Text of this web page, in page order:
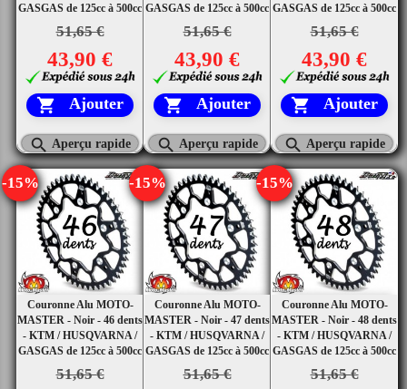
GASGAS de 125cc à 500cc
51,65 €
43,90 €
 Ajouter
 Aperçu rapide
GASGAS de 125cc à 500cc
51,65 €
43,90 €
 Ajouter
 Aperçu rapide
GASGAS de 125cc à 500cc
51,65 €
43,90 €
 Ajouter
 Aperçu rapide
Couronne Alu MOTO-
MASTER - Noir - 46 dents
- KTM / HUSQVARNA /
GASGAS de 125cc à 500cc
51,65 €
-15%
Couronne Alu MOTO-
MASTER - Noir - 47 dents
- KTM / HUSQVARNA /
GASGAS de 125cc à 500cc
51,65 €
-15%
Couronne Alu MOTO-
MASTER - Noir - 48 dents
- KTM / HUSQVARNA /
GASGAS de 125cc à 500cc
51,65 €
-15%